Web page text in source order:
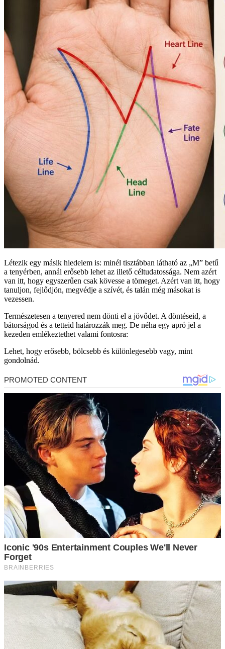
Létezik egy másik hiedelem is: minél tisztábban látható az „M” betű
a tenyérben, annál erősebb lehet az illető céltudatossága. Nem azért
van itt, hogy egyszerűen csak kövesse a tömeget. Azért van itt, hogy
tanuljon, fejlődjön, megvédje a szívét, és talán még másokat is
vezessen.
Természetesen a tenyered nem dönti el a jövődet. A döntéseid, a
bátorságod és a tetteid határozzák meg. De néha egy apró jel a
kezeden emlékeztethet valami fontosra:
Lehet, hogy erősebb, bölcsebb és különlegesebb vagy, mint
gondolnád.